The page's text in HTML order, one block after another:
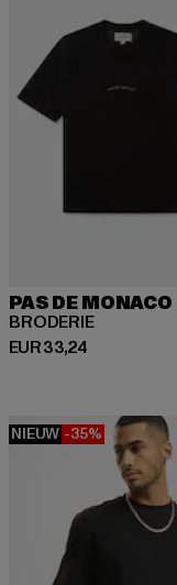
PAS DE MONACO
BRODERIE
EUR 33,24
Huidige prijs: EUR 33,24
NIEUW -35%